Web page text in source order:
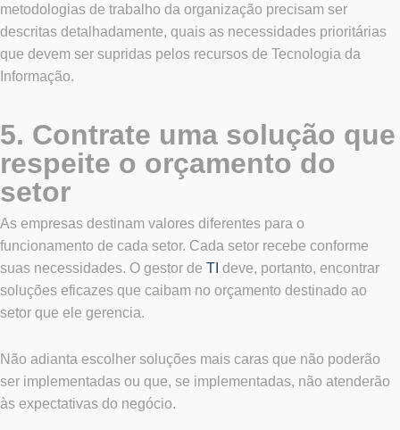
metodologias de trabalho da organização precisam ser
descritas detalhadamente, quais as necessidades prioritárias
que devem ser supridas pelos recursos de Tecnologia da
Informação.
5. Contrate uma solução que
respeite o orçamento do
setor
As empresas destinam valores diferentes para o
funcionamento de cada setor. Cada setor recebe conforme
suas necessidades. O gestor de TI deve, portanto, encontrar
soluções eficazes que caibam no orçamento destinado ao
setor que ele gerencia.
Não adianta escolher soluções mais caras que não poderão
ser implementadas ou que, se implementadas, não atenderão
às expectativas do negócio.